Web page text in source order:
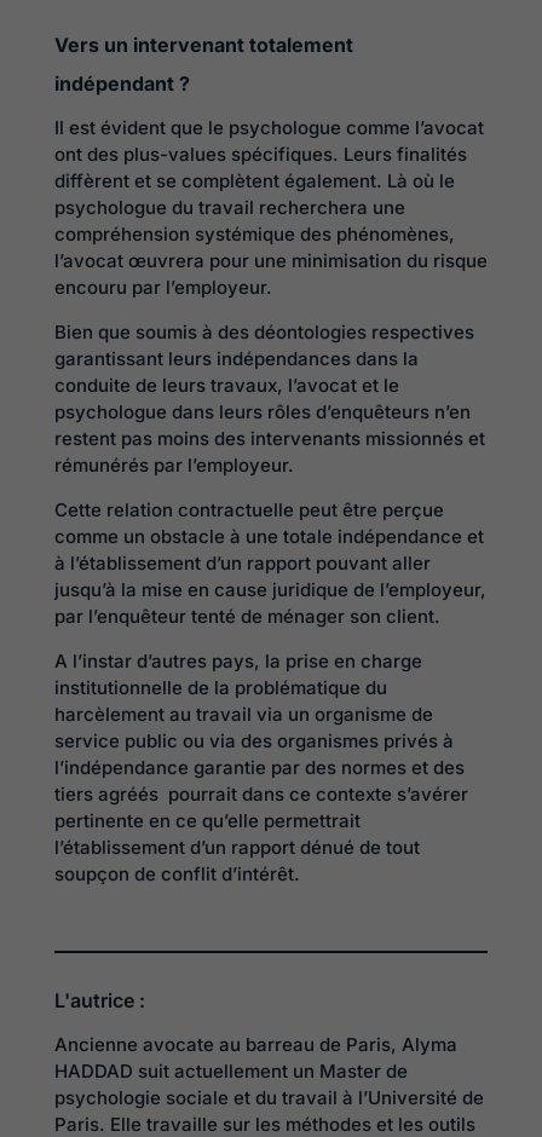
Vers un intervenant totalement
indépendant ?
Il est évident que le psychologue comme l’avocat
ont des plus-values spécifiques. Leurs finalités
diffèrent et se complètent également. Là où le
psychologue du travail recherchera une
compréhension systémique des phénomènes,
l’avocat œuvrera pour une minimisation du risque
encouru par l’employeur.
Bien que soumis à des déontologies respectives
garantissant leurs indépendances dans la
conduite de leurs travaux, l’avocat et le
psychologue dans leurs rôles d’enquêteurs n’en
restent pas moins des intervenants missionnés et
rémunérés par l’employeur.
Cette relation contractuelle peut être perçue
comme un obstacle à une totale indépendance et
à l’établissement d’un rapport pouvant aller
jusqu’à la mise en cause juridique de l’employeur,
par l’enquêteur tenté de ménager son client.
A l’instar d’autres pays, la prise en charge
institutionnelle de la problématique du
harcèlement au travail via un organisme de
service public ou via des organismes privés à
l’indépendance garantie par des normes et des
tiers agréés pourrait dans ce contexte s’avérer
pertinente en ce qu’elle permettrait
l’établissement d’un rapport dénué de tout
soupçon de conflit d’intérêt.
L'autrice :
Ancienne avocate au barreau de Paris, Alyma
HADDAD suit actuellement un Master de
psychologie sociale et du travail à l’Université de
Paris. Elle travaille sur les méthodes et les outils